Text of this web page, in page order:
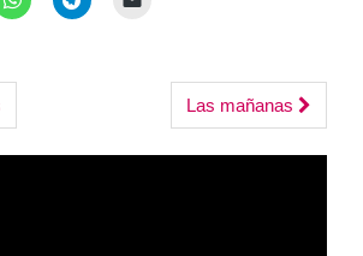
Las mañanas